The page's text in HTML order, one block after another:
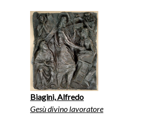
Biagini, Alfredo
Gesù divino lavoratore